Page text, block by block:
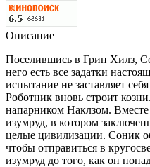
Описание
Поселившись в Грин Хилз,
него есть все задатки
испытание не заставляет
Роботник вновь строит
напарником Наклзом.
изумруд, в котором
целые цивилизации. Соник
чтобы отправиться в
изумруд до того, как он